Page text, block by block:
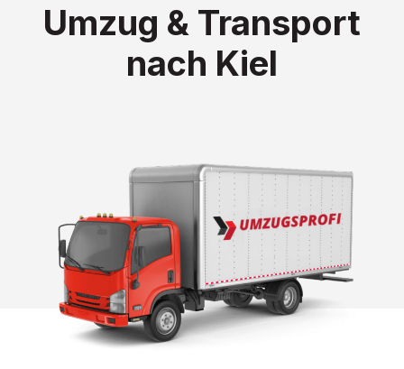
Umzug & Transport
nach Kiel